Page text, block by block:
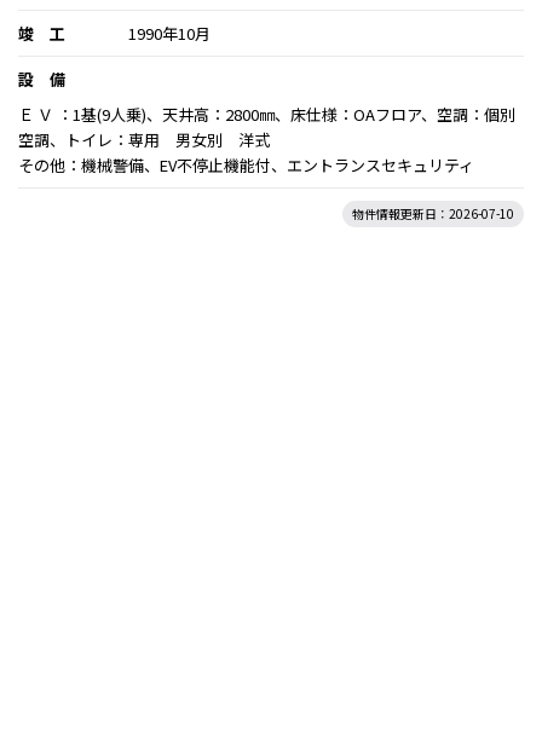
竣 工
1990年10月
設 備
Ｅ Ｖ ：1基(9人乗)、天井高：2800㎜、床仕様：OAフロア、空調：個別
空調、トイレ：専用 男女別 洋式
その他：機械警備、EV不停止機能付、エントランスセキュリティ
物件情報更新日：2026-07-10